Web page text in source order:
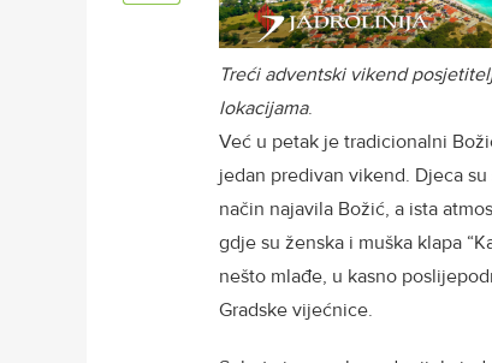
Treći adventski vikend
lokacijama.
Već u petak je tradicionalni
jedan predivan vikend. Djeca
način najavila Božić, a ista
gdje su ženska i muška klapa
nešto mlađe, u kasno
Gradske vijećnice.